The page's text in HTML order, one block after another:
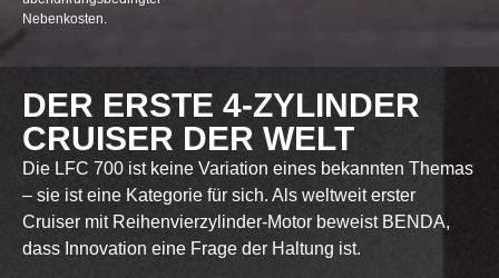
Nebenkosten.
DER ERSTE 4-ZYLINDER
CRUISER DER WELT
Die LFC 700 ist keine Variation eines bekannten Themas
– sie ist eine Kategorie für sich. Als weltweit erster
Cruiser mit Reihenvierzylinder-Motor beweist BENDA,
dass Innovation eine Frage der Haltung ist.